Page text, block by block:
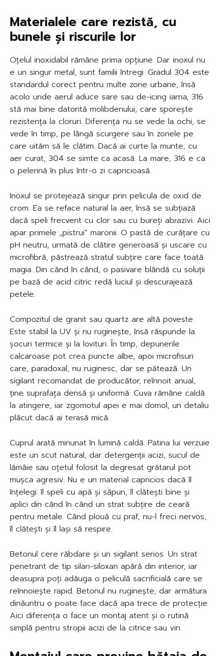
Materialele care rezistă, cu
bunele și riscurile lor
Oțelul inoxidabil rămâne prima opțiune. Dar inoxul nu
e un singur metal, sunt familii întregi. Gradul 304 este
standardul corect pentru multe zone urbane, însă
acolo unde aerul aduce sare sau de-icing iarna, 316
stă mai bine datorită molibdenului, care sporește
rezistența la cloruri. Diferența nu se vede la ochi, se
vede în timp, pe lângă scurgere sau în zonele pe
care uităm să le clătim. Dacă ai curte la munte, cu
aer curat, 304 se simte ca acasă. La mare, 316 e ca
o pelerină în plus într-o zi capricioasă.
Inoxul se protejează singur prin pelicula de oxid de
crom. Ea se reface natural la aer, însă se subțiază
dacă speli frecvent cu clor sau cu bureți abrazivi. Aici
apar primele „pistrui” maronii. O pastă de curățare cu
pH neutru, urmată de clătire generoasă și uscare cu
microfibră, păstrează stratul subțire care face toată
magia. Din când în când, o pasivare blândă cu soluții
pe bază de acid citric redă luciul și descurajează
petele.
Compozitul de granit sau quartz are altă poveste.
Este stabil la UV și nu ruginește, însă răspunde la
șocuri termice și la lovituri. În timp, depunerile
calcaroase pot crea puncte albe, apoi microfisuri
care, paradoxal, nu ruginesc, dar se pătează. Un
sigilant recomandat de producător, reînnoit anual,
ține suprafața densă și uniformă. Cuva rămâne caldă
la atingere, iar zgomotul apei e mai domol, un detaliu
plăcut dacă ai terasă mică.
Cuprul arată minunat în lumină caldă. Patina lui verzuie
este un scut natural, dar detergenții acizi, sucul de
lămâie sau oțetul folosit la degresat grătarul pot
mușca agresiv. Nu e un material capricios dacă îl
înțelegi: îl speli cu apă și săpun, îl clătești bine și
aplici din când în când un strat subțire de ceară
pentru metale. Când plouă cu praf, nu-l freci nervos,
îl clătești și îl lași să respire.
Betonul cere răbdare și un sigilant serios. Un strat
penetrant de tip silan-siloxan apără din interior, iar
deasupra poți adăuga o peliculă sacrificială care se
reînnoiește rapid. Betonul nu ruginește, dar armătura
dinăuntru o poate face dacă apa trece de protecție.
Aici diferența o face un montaj atent și o rutină
simplă pentru stropii acizi de la citrice sau vin.